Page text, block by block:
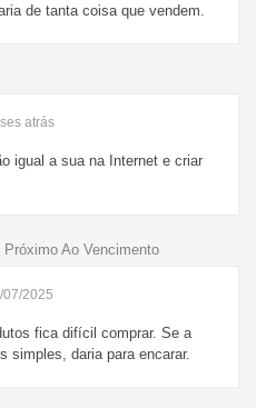
de tanta coisa que vendem.
atrás
igual a sua na Internet e criar
Ao Vencimento
07/2025
fica difícil comprar. Se a
simples, daria para encarar.